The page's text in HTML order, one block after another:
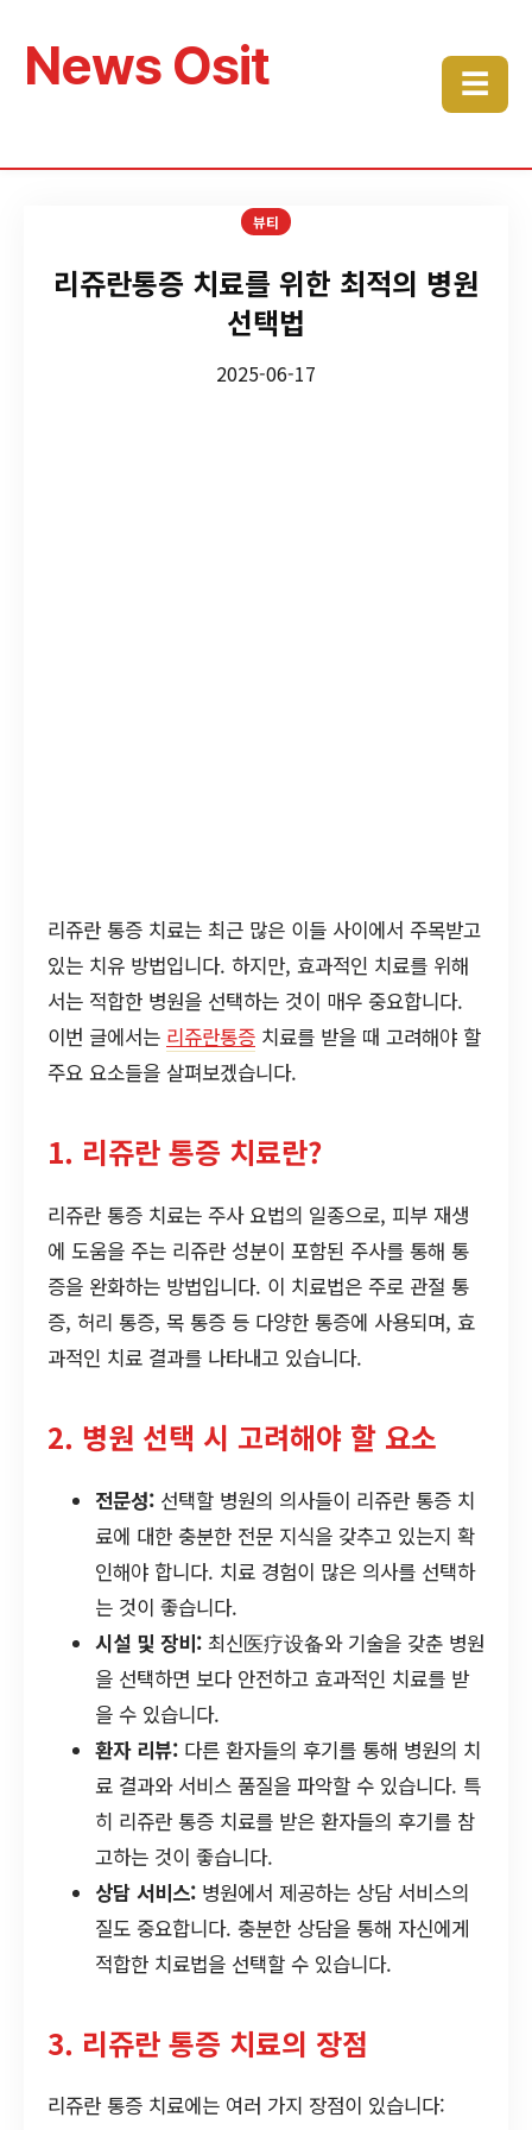
News Osit ☰
뷰티
리쥬란통증 치료를 위한 최적의 병원
선택법
2025-06-17
리쥬란 통증 치료는 최근 많은 이들 사이에서 주목받고
있는 치유 방법입니다. 하지만, 효과적인 치료를 위해
서는 적합한 병원을 선택하는 것이 매우 중요합니다.
이번 글에서는 리쥬란통증 치료를 받을 때 고려해야 할
주요 요소들을 살펴보겠습니다.
1. 리쥬란 통증 치료란?
리쥬란 통증 치료는 주사 요법의 일종으로, 피부 재생
에 도움을 주는 리쥬란 성분이 포함된 주사를 통해 통
증을 완화하는 방법입니다. 이 치료법은 주로 관절 통
증, 허리 통증, 목 통증 등 다양한 통증에 사용되며, 효
과적인 치료 결과를 나타내고 있습니다.
2. 병원 선택 시 고려해야 할 요소
전문성: 선택할 병원의 의사들이 리쥬란 통증 치
료에 대한 충분한 전문 지식을 갖추고 있는지 확
인해야 합니다. 치료 경험이 많은 의사를 선택하
는 것이 좋습니다.
시설 및 장비: 최신医疗设备와 기술을 갖춘 병원
을 선택하면 보다 안전하고 효과적인 치료를 받
을 수 있습니다.
환자 리뷰: 다른 환자들의 후기를 통해 병원의 치
료 결과와 서비스 품질을 파악할 수 있습니다. 특
히 리쥬란 통증 치료를 받은 환자들의 후기를 참
고하는 것이 좋습니다.
상담 서비스: 병원에서 제공하는 상담 서비스의
질도 중요합니다. 충분한 상담을 통해 자신에게
적합한 치료법을 선택할 수 있습니다.
3. 리쥬란 통증 치료의 장점
리쥬란 통증 치료에는 여러 가지 장점이 있습니다: